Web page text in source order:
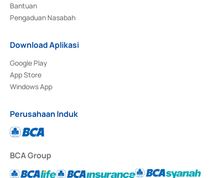
Bantuan
Pengaduan Nasabah
Download Aplikasi
Google Play
App Store
Windows App
Perusahaan Induk
BCA Group